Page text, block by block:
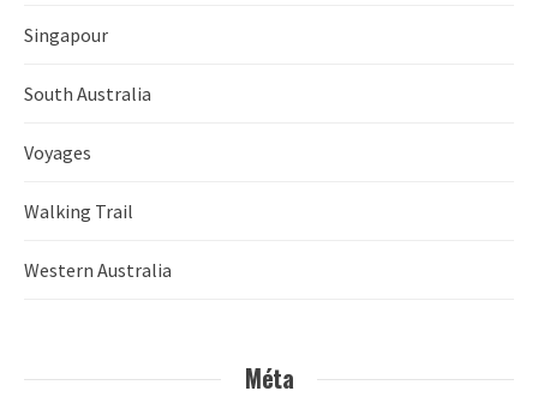
Singapour
South Australia
Voyages
Walking Trail
Western Australia
Méta